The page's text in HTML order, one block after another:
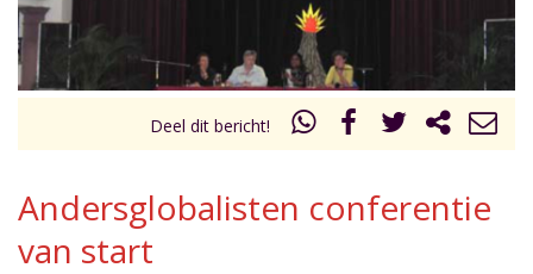
Deel dit bericht!
Andersglobalisten conferentie
van start